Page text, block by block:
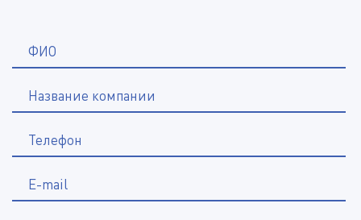
ФИО
Название компании
Телефон
E-mail